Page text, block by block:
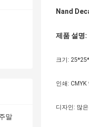
말
Nand
제품 설명:
크기:
인쇄: CMYK
디자인: 많